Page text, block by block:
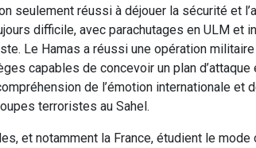
seulement réussi à déjouer la sécurité et
difficile, avec parachutages en ULM et
Le Hamas a réussi une opération militaire
capables de concevoir un plan d’attaque
de l’émotion internationale et
terroristes au Sahel.
et notamment la France, étudient le mode